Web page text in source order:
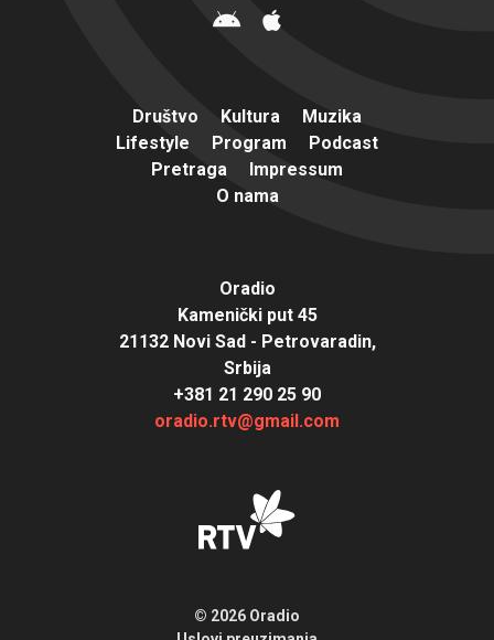
Društvo Kultura
Muzika
Lifestyle
Program
Podcast
Pretraga
Impressum
O nama
Oradio
Kamenički put 45
21132 Novi Sad - Petrovaradin,
Srbija
+381 21 290 25 90
oradio.rtv@gmail.com
© 2026 Oradio